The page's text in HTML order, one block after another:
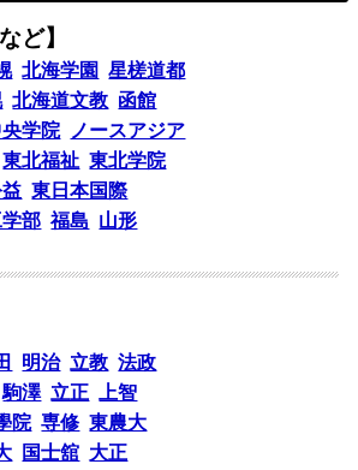
ど】
北海学園
星槎道都
北海道文教 函館
学院
ノースアジア
東北福祉 東北学院
東日本国際
学部 福島 山形
明治 立教 法政
駒澤 立正
上智
院 専修 東農大
国士舘 大正